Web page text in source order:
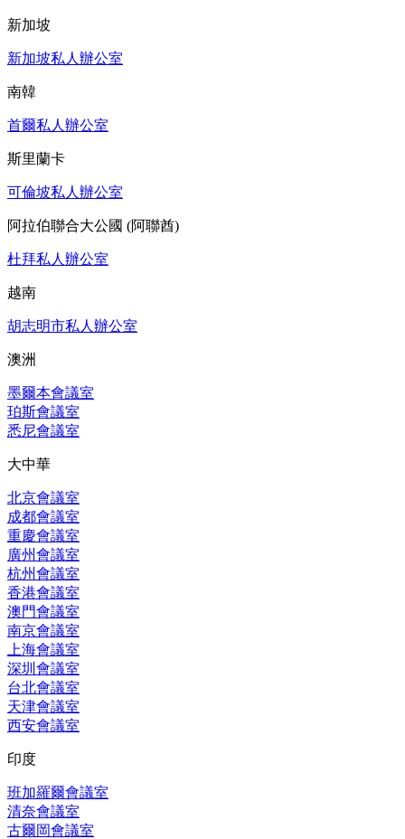
新加坡
新加坡私人辦公室
南韓
首爾私人辦公室
斯里蘭卡
可倫坡私人辦公室
阿拉伯聯合大公國 (阿聯酋)
杜拜私人辦公室
越南
胡志明市私人辦公室
澳洲
墨爾本會議室
珀斯會議室
悉尼會議室
大中華
北京會議室
成都會議室
重慶會議室
廣州會議室
杭州會議室
香港會議室
澳門會議室
南京會議室
上海會議室
深圳會議室
台北會議室
天津會議室
西安會議室
印度
班加羅爾會議室
清奈會議室
古爾岡會議室